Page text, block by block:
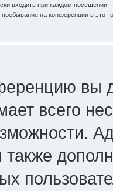
входить при каждом посещении
на конференции в этот
вы
всего